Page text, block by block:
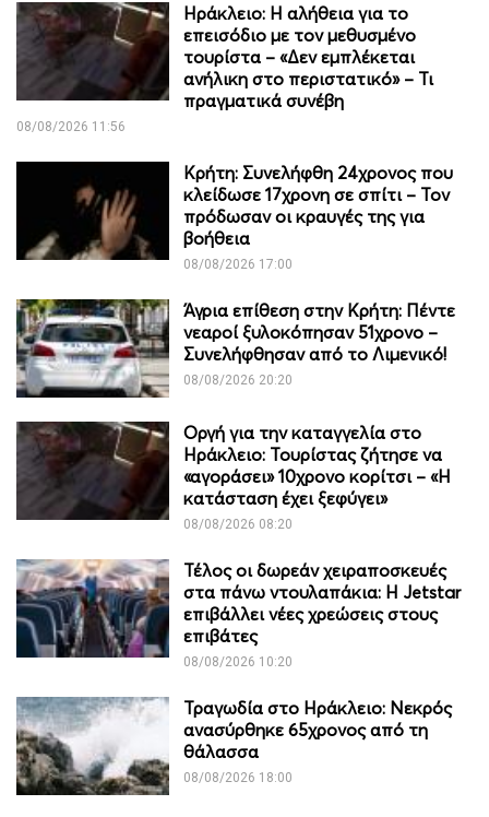
Ηράκλειο: Η αλήθεια για το
επεισόδιο με τον μεθυσμένο
τουρίστα – «Δεν εμπλέκεται
ανήλικη στο περιστατικό» – Τι
πραγματικά συνέβη
08/08/2026 11:56
Κρήτη: Συνελήφθη 24χρονος που
κλείδωσε 17χρονη σε σπίτι – Τον
πρόδωσαν οι κραυγές της για
βοήθεια
08/08/2026 17:00
Άγρια επίθεση στην Κρήτη: Πέντε
νεαροί ξυλοκόπησαν 51χρονο –
Συνελήφθησαν από το Λιμενικό!
08/08/2026 20:20
Οργή για την καταγγελία στο
Ηράκλειο: Τουρίστας ζήτησε να
«αγοράσει» 10χρονο κορίτσι – «Η
κατάσταση έχει ξεφύγει»
08/08/2026 08:20
Τέλος οι δωρεάν χειραποσκευές
στα πάνω ντουλαπάκια: Η Jetstar
επιβάλλει νέες χρεώσεις στους
επιβάτες
08/08/2026 10:20
Τραγωδία στο Ηράκλειο: Νεκρός
ανασύρθηκε 65χρονος από τη
θάλασσα
08/08/2026 18:00